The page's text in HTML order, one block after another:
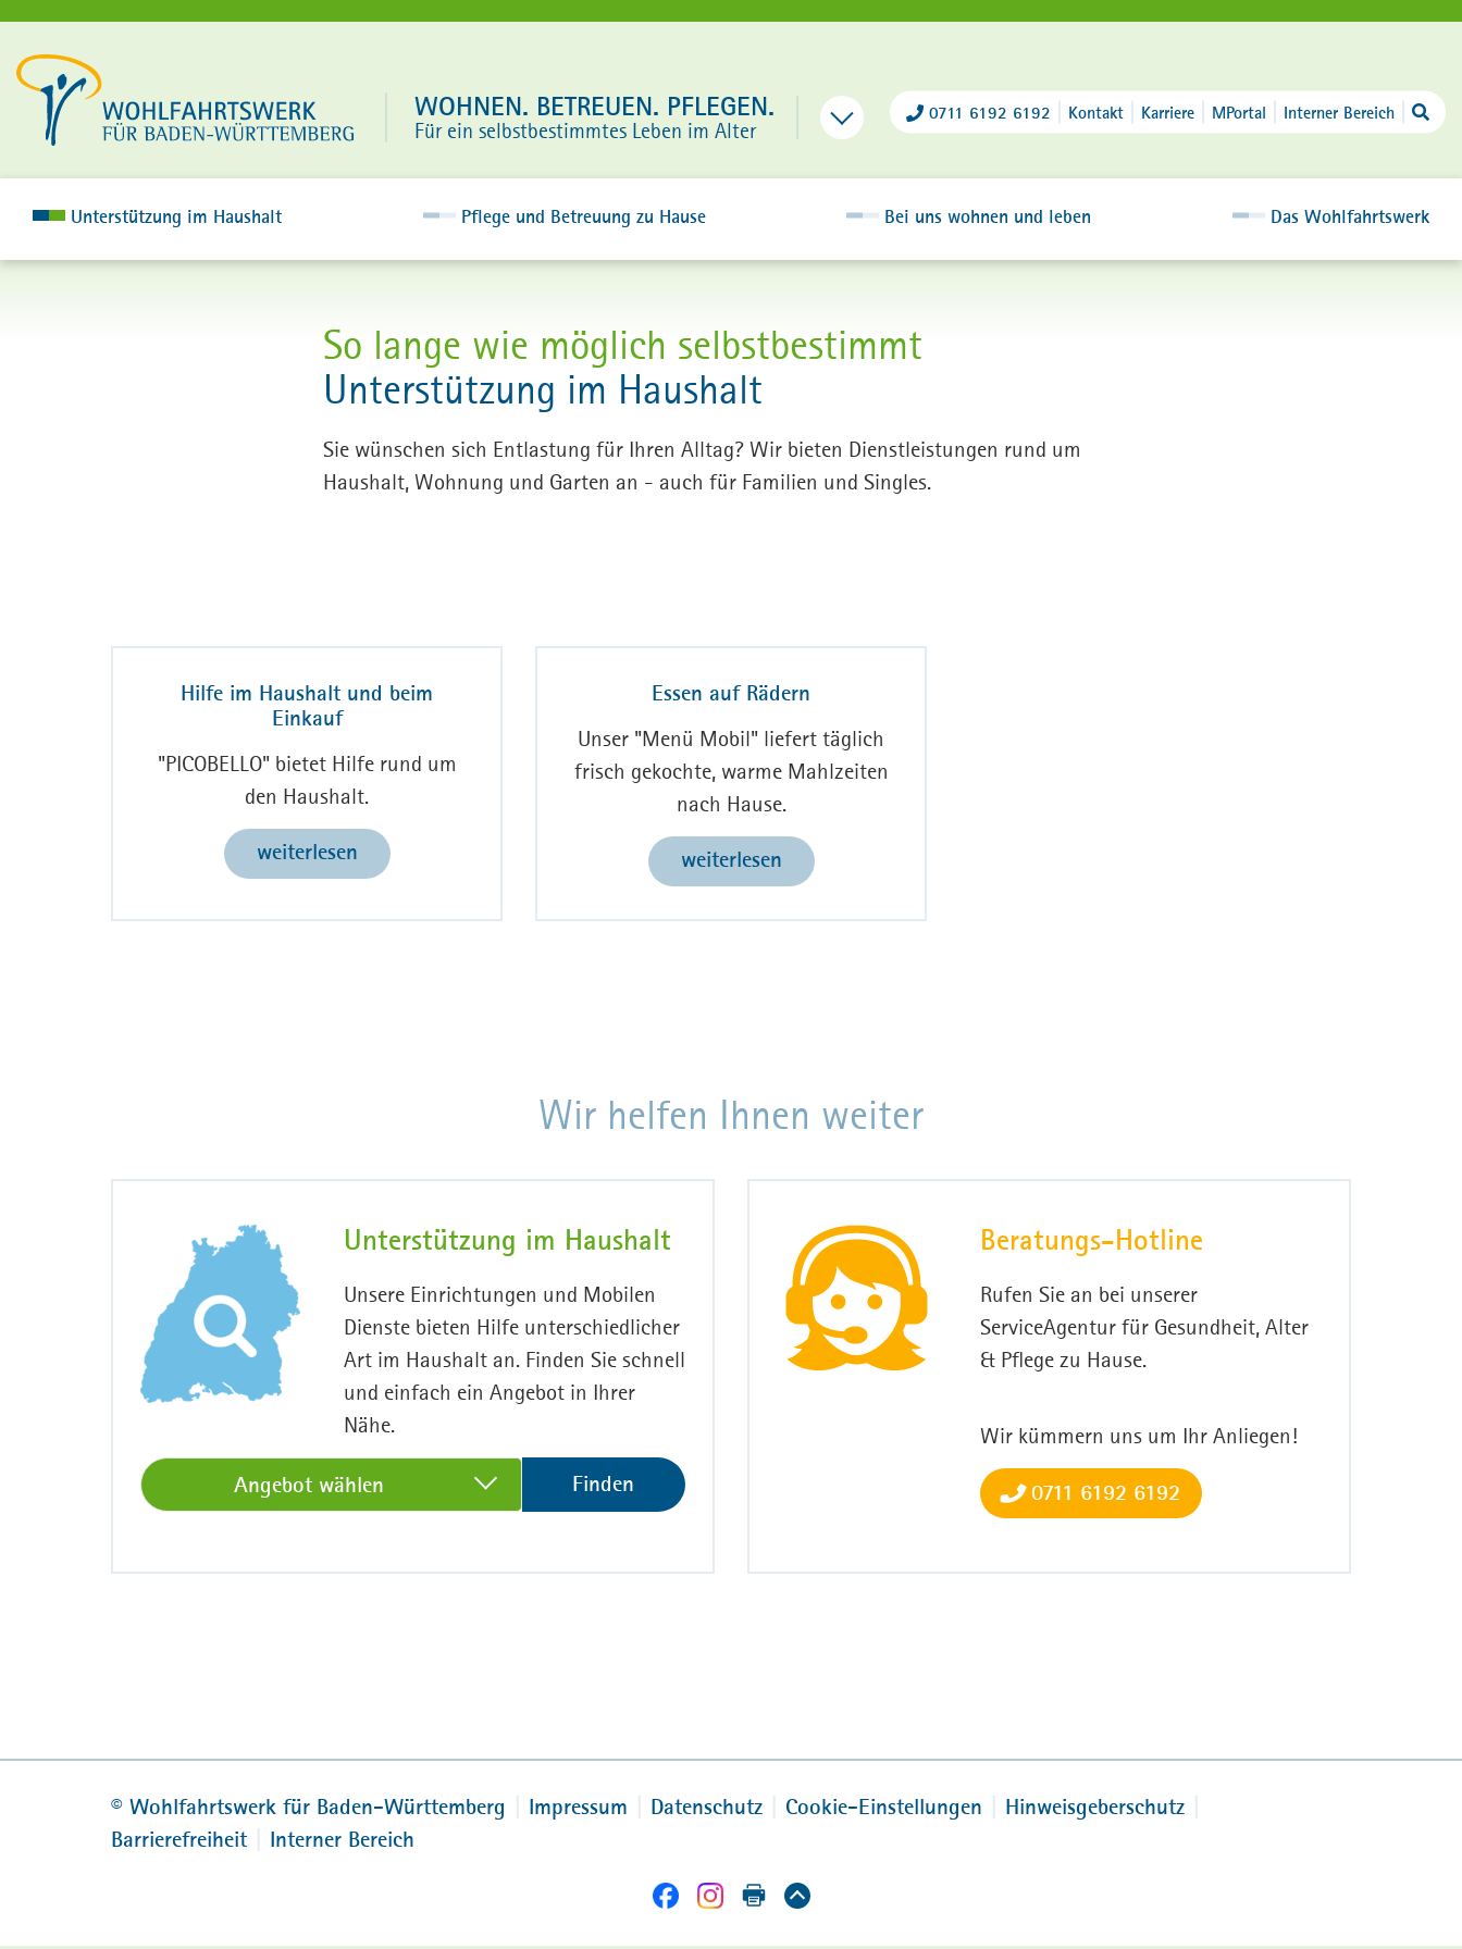
WOHNEN. BETREUEN. PFLEGEN.
Für ein selbstbestimmtes Leben im Alter
0711 6192 6192 Kontakt Karriere MPortal Interner Bereich
Unterstützung im Haushalt Pflege und Betreuung zu Hause Bei uns wohnen und leben Das Wohlfahrtswerk
So lange wie möglich selbstbestimmt
Unterstützung im Haushalt
Sie wünschen sich Entlastung für Ihren Alltag? Wir bieten Dienstleistungen rund um
Haushalt, Wohnung und Garten an - auch für Familien und Singles.
Hilfe im Haushalt und beim
Einkauf
"PICOBELLO" bietet Hilfe rund um
den Haushalt.
weiterlesen
Essen auf Rädern
Unser "Menü Mobil" liefert täglich
frisch gekochte, warme Mahlzeiten
nach Hause.
weiterlesen
Wir helfen Ihnen weiter
Unterstützung im Haushalt
Unsere Einrichtungen und Mobilen
Dienste bieten Hilfe unterschiedlicher
Art im Haushalt an. Finden Sie schnell
und einfach ein Angebot in Ihrer
Nähe.
Angebot wählen Finden
Beratungs-Hotline
Rufen Sie an bei unserer
ServiceAgentur für Gesundheit, Alter
& Pflege zu Hause.
Wir kümmern uns um Ihr Anliegen!
0711 6192 6192
© Wohlfahrtswerk für Baden-Württemberg Impressum Datenschutz Cookie-Einstellungen
Hinweisgeberschutz
Barrierefreiheit
Interner Bereich